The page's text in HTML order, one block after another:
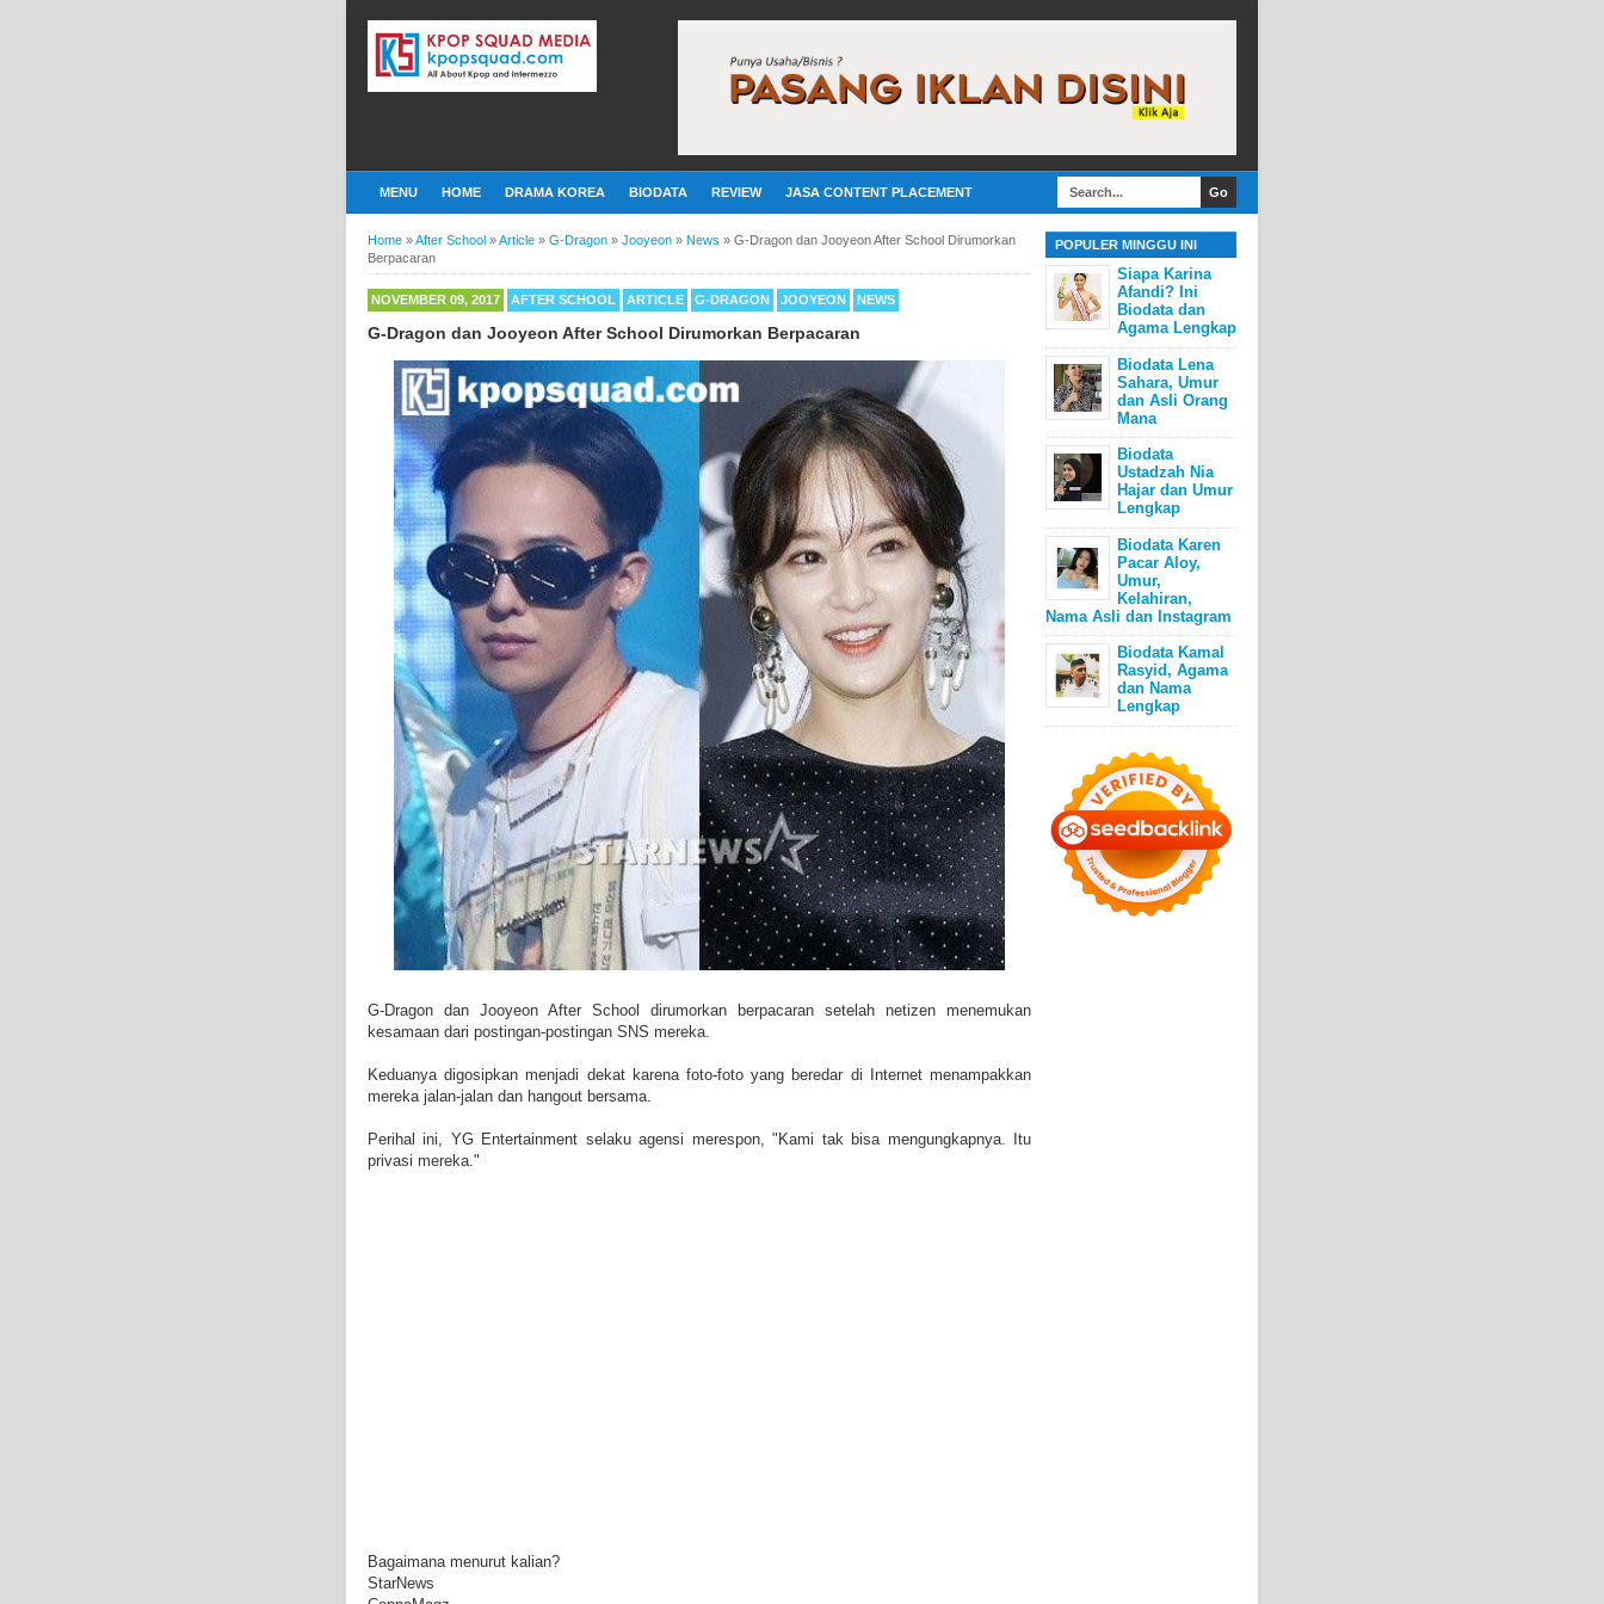
MENU HOME DRAMA KOREA BIODATA REVIEW JASA CONTENT PLACEMENT
Home »After School »Article » G-Dragon » Jooyeon » News » G-Dragon dan Jooyeon After School Dirumorkan
Berpacaran
NOVEMBER 09, 2017 AFTER SCHOOL ARTICLE G-DRAGON JOOYEON NEWS
G-Dragon dan Jooyeon After School Dirumorkan Berpacaran
G-Dragon dan Jooyeon After School dirumorkan berpacaran setelah netizen menemukan
kesamaan dari postingan-postingan SNS mereka.
Keduanya digosipkan menjadi dekat karena foto-foto yang beredar di Internet menampakkan
mereka jalan-jalan dan hangout bersama.
Perihal ini, YG Entertainment selaku agensi merespon, "Kami tak bisa mengungkapnya. Itu
privasi mereka."
Bagaimana menurut kalian?
StarNews
POPULER MINGGU INI
Siapa Karina
Afandi? Ini
Biodata dan
Agama Lengkap
Biodata Lena
Sahara, Umur
dan Asli Orang
Mana
Biodata
Ustadzah Nia
Hajar dan Umur
Lengkap
Biodata Karen
Pacar Aloy,
Umur,
Kelahiran,
Nama Asli dan Instagram
Biodata Kamal
Rasyid, Agama
dan Nama
Lengkap